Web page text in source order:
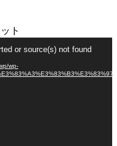
ト
or source(s) not found
wp-